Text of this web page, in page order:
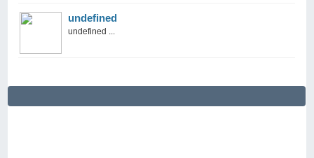
undefined
undefined ...